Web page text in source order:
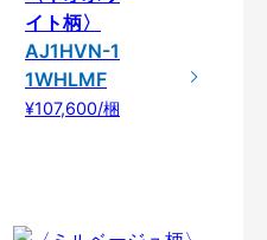
イト柄〉
AJ1HVN-1
1WHLMF
¥107,600/梱